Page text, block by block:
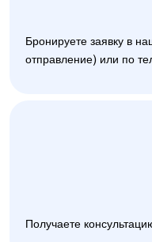
Бронируете заявку в
отправление) или по
Получаете